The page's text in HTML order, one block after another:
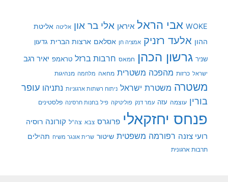
WOKE אבי הראל איראן אלי בר און אליטה אליטת
ההון אלעד רזניק אמציה חן אסלאם ארצות הברית גדעון
שניר גרשון הכהן חמאס חרבות ברזל טראמפ יאיר רגב
ישראל כרזות מהפכה משטרית מחאה מלחמה מנהיגות
משטרה משטרת ישראל ניתוח רשתות ארגוניות נתניהו עופר
בורין עוצמה עזה עמר דנק פוליטיקה פיל בחנות חרסינה פלסטינים
פנחס יחזקאלי פרוגרס צבא צה"ל קורונה רוסיה
רועי צזנה רפורמה משפטית שיטור שרית אונגר משיח תהילים
תרבות ארגונית